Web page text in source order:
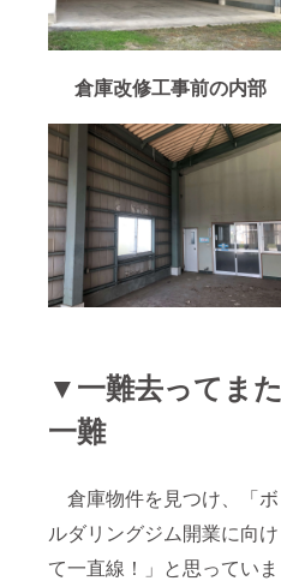
倉庫改修工事前の内部
▼一難去ってまた
一難
倉庫物件を見つけ、「ボ
ルダリングジム開業に向け
て一直線！」と思っていま